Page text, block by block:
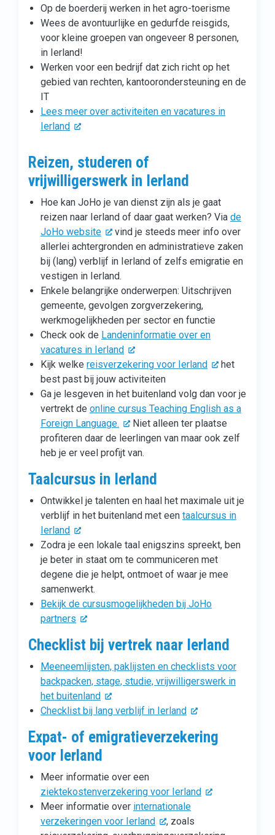
Op de boerderij werken in het agro-toerisme
Wees de avontuurlijke en gedurfde reisgids,
voor kleine groepen van ongeveer 8 personen,
in Ierland!
Werken voor een bedrijf dat zich richt op het
gebied van rechten, kantoorondersteuning en de
IT
Lees meer over activiteiten en vacatures in
Ierland
Reizen, studeren of
vrijwilligerswerk in Ierland
Hoe kan JoHo je van dienst zijn als je gaat
reizen naar Ierland of daar gaat werken? Via de
JoHo website
vind je steeds meer info over
allerlei achtergronden en administratieve zaken
bij (lang) verblijf in Ierland of zelfs emigratie en
vestigen in Ierland.
Enkele belangrijke onderwerpen: Uitschrijven
gemeente, gevolgen zorgverzekering,
werkmogelijkheden per sector en functie
Check ook de Landeninformatie over en
vacatures in Ierland
Kijk welke reisverzekering voor Ierland
het
best past bij jouw activiteiten
Ga je lesgeven in het buitenland volg dan voor je
vertrekt de online cursus Teaching English as a
Foreign Language.
Niet alleen ter plaatse
profiteren daar de leerlingen van maar ook zelf
heb je er veel profijt van.
Taalcursus in Ierland
Ontwikkel je talenten en haal het maximale uit je
verblijf in het buitenland met een taalcursus in
Ierland
Zodra je een lokale taal enigszins spreekt, ben
je beter in staat om te communiceren met
degene die je helpt, ontmoet of waar je mee
samenwerkt.
Bekijk de cursusmogelijkheden bij JoHo
partners
Checklist bij vertrek naar Ierland
Meeneemlijsten, paklijsten en checklists voor
backpacken, stage, studie, vrijwilligerswerk in
het buitenland
Checklist bij lang verblijf in Ierland
Expat- of emigratieverzekering
voor Ierland
Meer informatie over een
ziektekostenverzekering voor Ierland
Meer informatie over internationale
verzekeringen voor Ierland
, zoals